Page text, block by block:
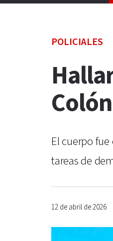
POLICIALES
El cuerpo
tareas de
12 de abril de 2026